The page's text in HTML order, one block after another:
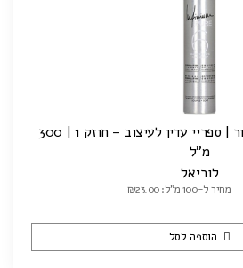
LOREAL אינפיניום פיור | ספריי עדין לעיצוב – חוזק 1 | 300
מ"ל
לוריאל
מחיר ל-100 מ"ל: ₪23.00
הוספה לסל